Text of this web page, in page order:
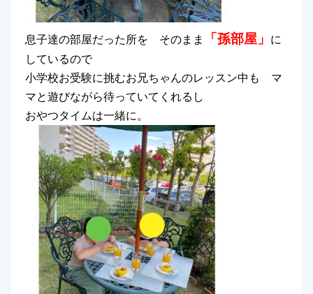
息子達の部屋だった所を そのまま 「孫部屋」
に
しているので
小学校お受験に挑むお兄ちゃんのレッスン中も マ
マと遊びながら待っていてくれるし
おやつタイムは一緒に。